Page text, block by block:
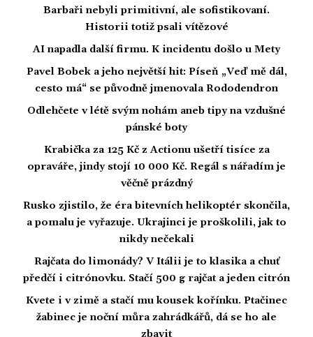
Barbaři nebyli primitivní, ale sofistikovaní.
Historii totiž psali vítězové
AI napadla další firmu. K incidentu došlo u Mety
Pavel Bobek a jeho největší hit: Píseň „Veď mě dál,
cesto má“ se původně jmenovala Rododendron
Odlehčete v létě svým nohám aneb tipy na vzdušné
pánské boty
Krabička za 125 Kč z Actionu ušetří tisíce za
opraváře, jindy stojí 10 000 Kč. Regál s nářadím je
věčně prázdný
Rusko zjistilo, že éra bitevních helikoptér skončila,
a pomalu je vyřazuje. Ukrajinci je proškolili, jak to
nikdy nečekali
Rajčata do limonády? V Itálii je to klasika a chuť
předčí i citrónovku. Stačí 500 g rajčat a jeden citrón
Kvete i v zimě a stačí mu kousek kořínku. Ptačinec
žabinec je noční můra zahrádkářů, dá se ho ale
zbavit